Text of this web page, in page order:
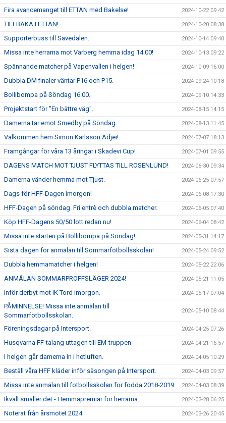
Fira avancemanget till ETTAN med Bakelse! 2024-10-22 09:42
TILLBAKA I ETTAN! 2024-10-20 08:38
Supporterbuss till Sävedalen. 2024-10-14 09:40
Missa inte herrarna mot Varberg hemma idag 14.00! 2024-10-13 09:22
Spännande matcher på Vapenvallen i helgen! 2024-10-09 16:00
Dubbla DM finaler väntar P16 och P15. 2024-09-24 10:18
Bollibompa på Söndag 16.00. 2024-09-10 14:33
Projektstart för "En bättre väg". 2024-08-15 14:15
Damerna tar emot Smedby på Söndag. 2024-08-13 11:45
Välkommen hem Simon Karlsson Adjei! 2024-07-07 18:13
Framgångar för våra 13 åringar i Skadevi Cup! 2024-07-01 09:55
DAGENS MATCH MOT TJUST FLYTTAS TILL ROSENLUND! 2024-06-30 09:34
Damerna vänder hemma mot Tjust. 2024-06-25 07:57
Dags för HFF-Dagen imorgon! 2024-06-08 17:30
HFF-Dagen på söndag. Fri entrè och dubbla matcher. 2024-06-05 07:40
Köp HFF-Dagens 50/50 lott redan nu! 2024-06-04 08:42
Missa inte starten på Bollibompa på Söndag! 2024-05-31 14:17
Sista dagen för anmälan till Sommarfotbollsskolan! 2024-05-24 09:52
Dubbla hemmamatcher i helgen! 2024-05-22 22:06
ANMÄLAN SOMMARPROFFSLÄGER 2024! 2024-05-21 11:05
Inför derbyt mot IK Tord imorgon. 2024-05-17 07:04
PÅMINNELSE! Missa inte anmälan till
Sommarfotbollsskolan.
2024-05-10 08:44
Föreningsdagar på Intersport. 2024-04-25 07:26
Husqvarna FF-talang uttagen till EM-truppen 2024-04-21 16:57
I helgen går damerna in i hetluften. 2024-04-05 10:29
Beställ våra HFF kläder inför säsongen på Intersport. 2024-04-03 09:57
Missa inte anmälan till fotbollsskolan för födda 2018-2019. 2024-04-03 08:39
Ikväll smäller det - Hemmapremiär för herrarna. 2024-03-28 06:25
Noterat från årsmötet 2024 2024-03-26 20:45